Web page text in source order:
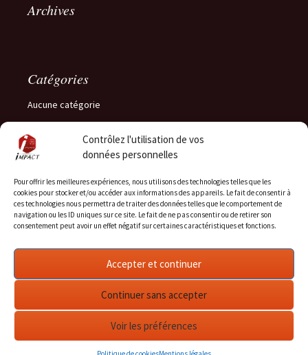
Contrôlez l'utilisation de vos
données personnelles
Pour offrir les meilleures expériences, nous utilisons des technologies telles que les
cookies pour stocker et/ou accéder aux informations des appareils. Le fait de consentir à
ces technologies nous permettra de traiter des données telles que le comportement de
navigation ou les ID uniques sur ce site. Le fait de ne pas consentir ou de retirer son
consentement peut avoir un effet négatif sur certaines caractéristiques et fonctions.
Accepter et continuer
Continuer sans accepter
Voir les préférences
Archives
Catégories
Aucune catégorie
Connexion
Flux des publications
Site de WordPress-FR